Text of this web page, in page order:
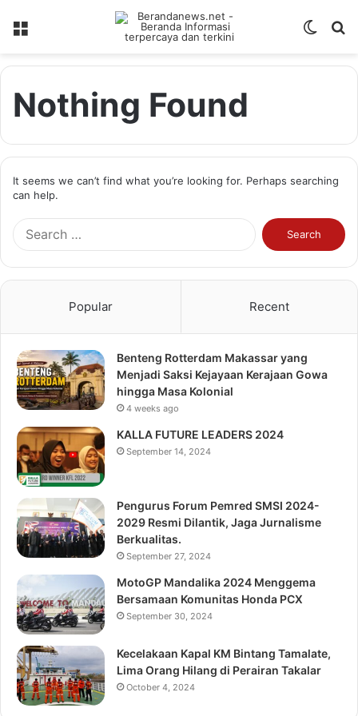
Menu
Switch
Nothing Found
It seems we can’t find what you’re looking for. Perhaps searching
can help.
Search
for:
Popular Recent
Benteng Rotterdam Makassar yang
Menjadi Saksi Kejayaan Kerajaan Gowa
hingga Masa Kolonial
4 weeks ago
KALLA FUTURE LEADERS 2024
September 14, 2024
Pengurus Forum Pemred SMSI 2024-
2029 Resmi Dilantik, Jaga Jurnalisme
Berkualitas.
September 27, 2024
MotoGP Mandalika 2024 Menggema
Bersamaan Komunitas Honda PCX
September 30, 2024
Kecelakaan Kapal KM Bintang Tamalate,
Lima Orang Hilang di Perairan Takalar
October 4, 2024